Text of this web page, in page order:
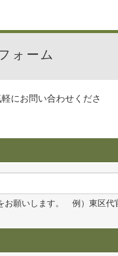
ォーム
にお問い合わせくださ
お願いします。 例）東区代